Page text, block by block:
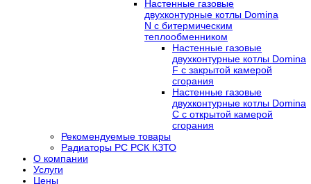
Настенные газовые
двухконтурные котлы Domina
N с битермическим
теплообменником
Настенные газовые
двухконтурные котлы Domina
F с закрытой камерой
сгорания
Настенные газовые
двухконтурные котлы Domina
C с открытой камерой
сгорания
Рекомендуемые товары
Радиаторы РС РСК КЗТО
О компании
Услуги
Цены